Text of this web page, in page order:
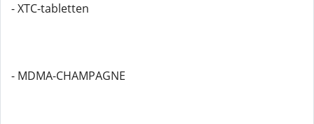
- XTC-tabletten
- MDMA-CHAMPAGNE